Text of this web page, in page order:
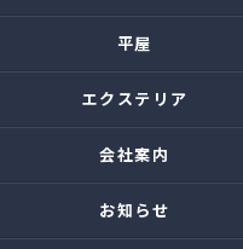
平屋
エクステリア
会社案内
お知らせ